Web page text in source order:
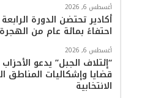
أغسطس 6, 2026
احتفاءً بمائة عام من
أغسطس 6, 2026
“إئتلاف الجبل” يدعو
قضايا وإشكاليات المناطق
الانتخابية